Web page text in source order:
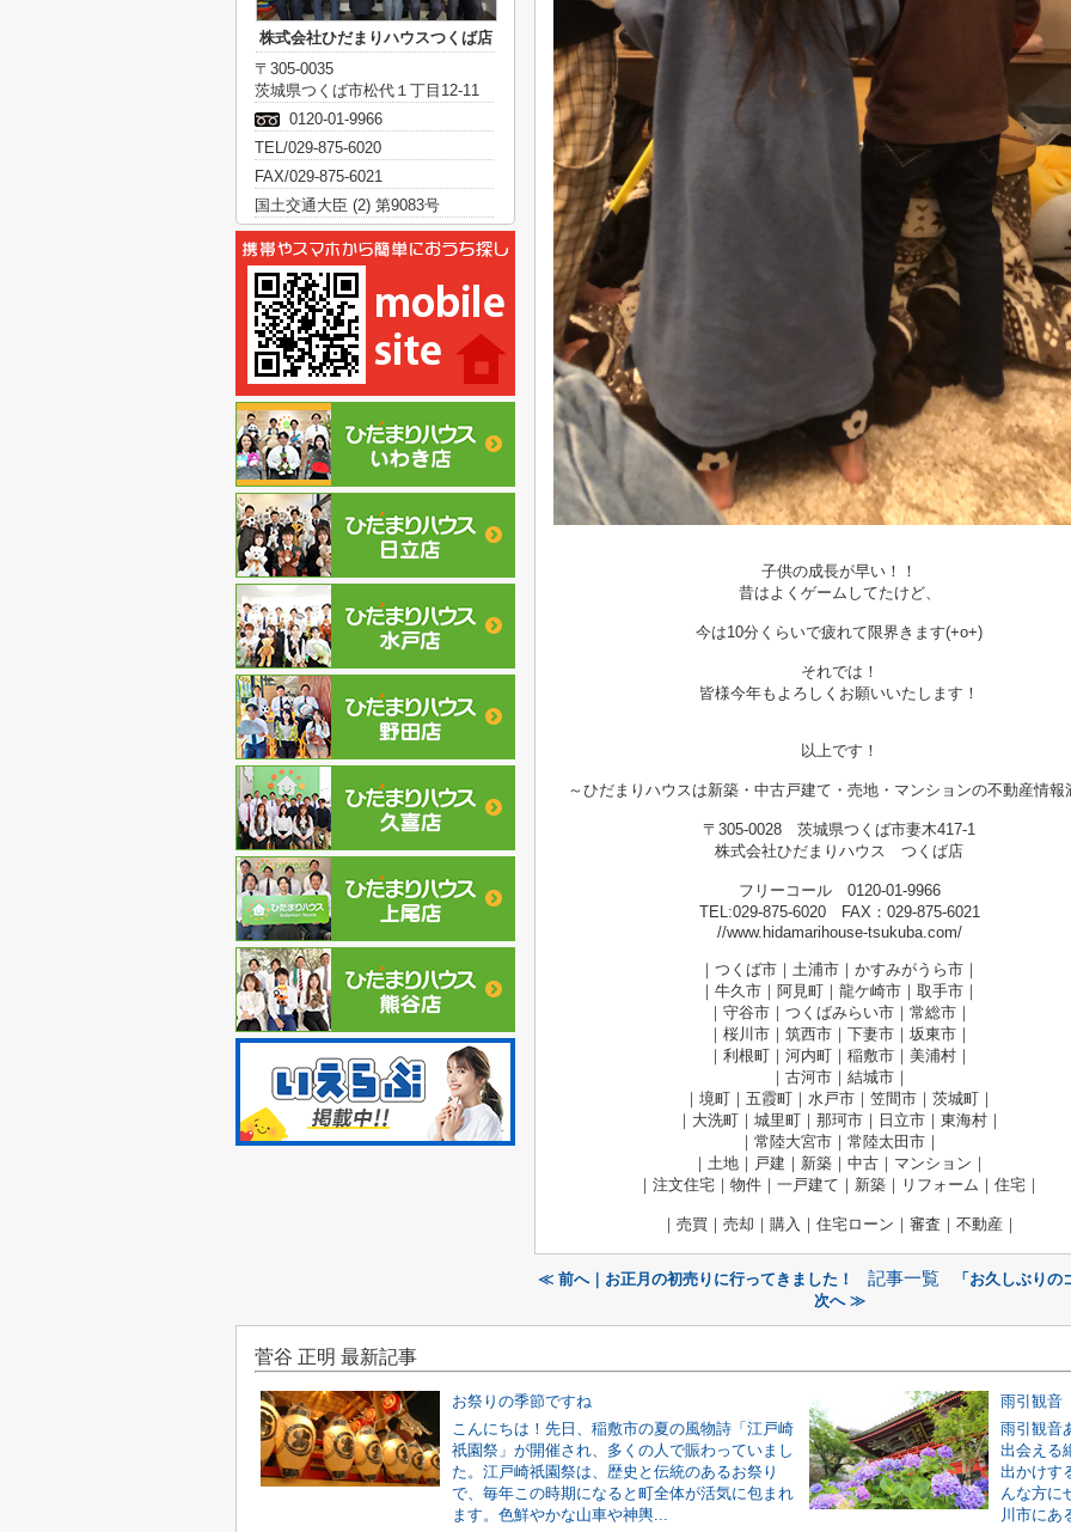
子供の成長が早い！！
昔はよくゲームしてたけど、
今は10分くらいで疲れて限界きます(+o+)
それでは！
皆様今年もよろしくお願いいたします！
以上です！
～ひだまりハウスは新築・中古戸建て・売地・マンションの不動産情報
〒305-0028 茨城県つくば市妻木417-1
株式会社ひだまりハウス つくば店
フリーコール 0120-01-9966
TEL:029-875-6020 FAX：029-875-6021
//www.hidamarihouse-tsukuba.com/
｜つくば市｜土浦市｜かすみがうら市｜
｜牛久市｜阿見町｜龍ケ崎市｜取手市｜
｜守谷市｜つくばみらい市｜常総市｜
｜桜川市｜筑西市｜下妻市｜坂東市｜
｜利根町｜河内町｜稲敷市｜美浦村｜
｜古河市｜結城市｜
｜境町｜五霞町｜水戸市｜笠間市｜茨城町｜
｜大洗町｜城里町｜那珂市｜日立市｜東海村｜
｜常陸大宮市｜常陸太田市｜
｜土地｜戸建｜新築｜中古｜マンション｜
｜注文住宅｜物件｜一戸建て｜新築｜リフォーム｜住宅｜
｜売買｜売却｜購入｜住宅ローン｜審査｜不動産｜
≪ 前へ｜お正月の初売りに行ってきました！ 記事一覧
「お久しぶりの
次へ ≫
株式会社ひだまりハウスつくば店
〒305-0035
茨城県つくば市松代１丁目12-11
0120-01-9966
TEL/029-875-6020
FAX/029-875-6021
国土交通大臣 (2) 第9083号
菅谷 正明 最新記事
お祭りの季節ですね
こんにちは！先日、稲敷市の夏の風物詩「江戸崎
祇園祭」が開催され、多くの人で賑わっていまし
た。江戸崎祇園祭は、歴史と伝統のあるお祭り
で、毎年この時期になると町全体が活気に包まれ
ます。色鮮やかな山車や神輿...
雨引観
雨引観音
出会える
出かけす
んな方に
川市にあ